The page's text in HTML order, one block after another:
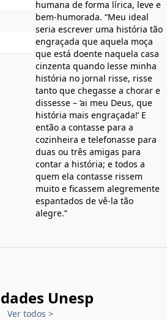
humana de forma lírica, leve e
bem-humorada. “Meu ideal
seria escrever uma história tão
engraçada que aquela moça
que está doente naquela casa
cinzenta quando lesse minha
história no jornal risse, risse
tanto que chegasse a chorar e
dissesse – ‘ai meu Deus, que
história mais engraçada!’ E
então a contasse para a
cozinheira e telefonasse para
duas ou três amigas para
contar a história; e todos a
quem ela contasse rissem
muito e ficassem alegremente
espantados de vê-la tão
alegre.”
Unesp
Ver todos >